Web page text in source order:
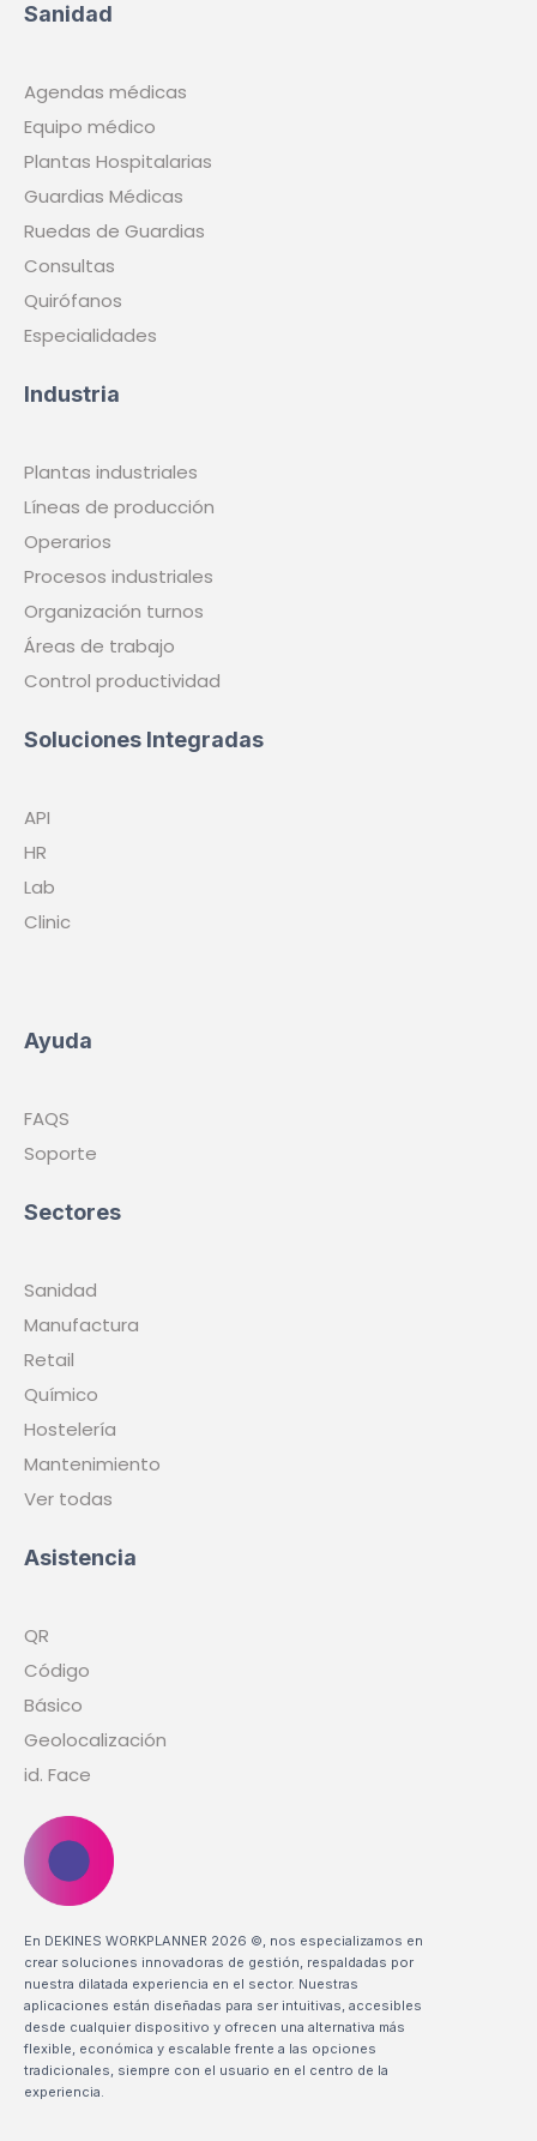
Sanidad
Agendas médicas
Equipo médico
Plantas Hospitalarias
Guardias Médicas
Ruedas de Guardias
Consultas
Quirófanos
Especialidades
Industria
Plantas industriales
Líneas de producción
Operarios
Procesos industriales
Organización turnos
Áreas de trabajo
Control productividad
Soluciones Integradas
API
HR
Lab
Clinic
En DEKINES WORKPLANNER 2026 ©, nos especializamos en
crear soluciones innovadoras de gestión, respaldadas por
nuestra dilatada experiencia en el sector. Nuestras
aplicaciones están diseñadas para ser intuitivas, accesibles
desde cualquier dispositivo y ofrecen una alternativa más
flexible, económica y escalable frente a las opciones
tradicionales, siempre con el usuario en el centro de la
experiencia.
Ayuda
FAQS
Soporte
Sectores
Sanidad
Manufactura
Retail
Químico
Hostelería
Mantenimiento
Ver todas
Asistencia
QR
Código
Básico
Geolocalización
id. Face